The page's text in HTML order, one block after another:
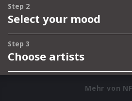
Mehr von NF